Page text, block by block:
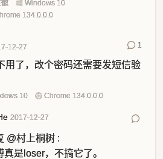
Windows 10
134.0.0.0
12-27 1
用了，改个密码还需要发短信验
10 Chrome 134.0.0.0
2017-12-27
@村上桐树 :
真是loser，不搞它了。